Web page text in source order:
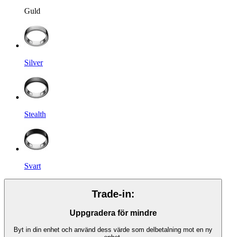
Guld
Silver
Stealth
Svart
Trade-in:
Uppgradera för mindre
Byt in din enhet och använd dess värde som delbetalning mot en ny